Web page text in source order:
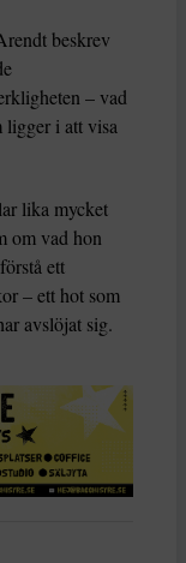
beskrev
– vad
ligger i att visa
lika mycket
om vad hon
ett
– ett hot som
avslöjat sig.